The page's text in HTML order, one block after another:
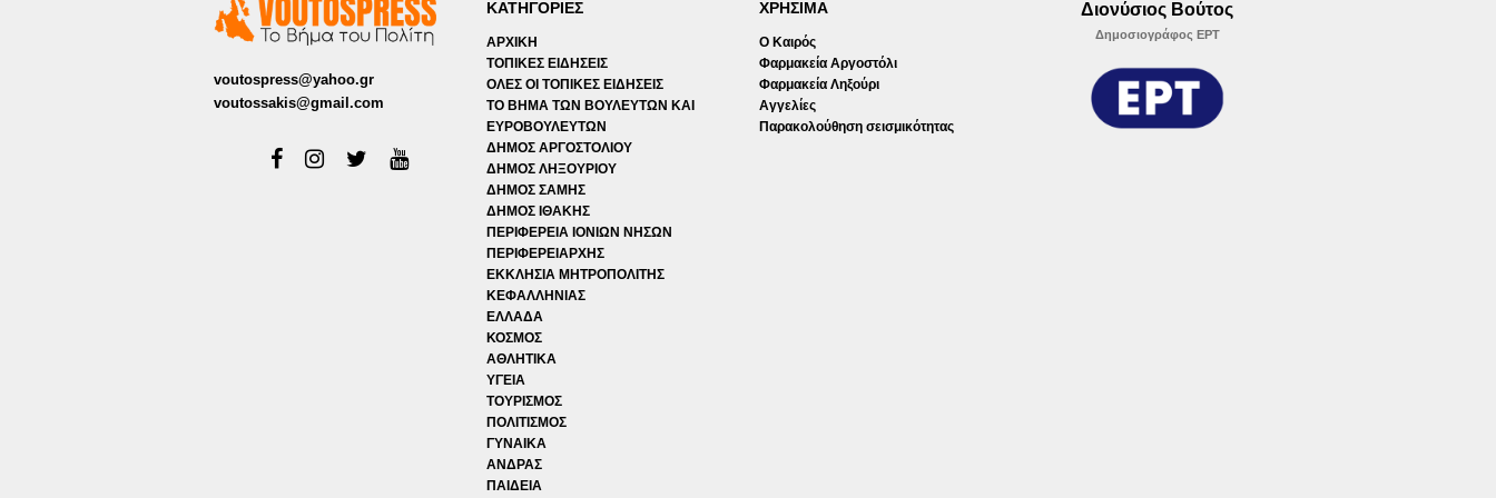
voutospress@yahoo.gr
voutossakis@gmail.com
ΚΑΤΗΓΟΡΙΕΣ
ΑΡΧΙΚΗ
ΤΟΠΙΚΕΣ ΕΙΔΗΣΕΙΣ
ΟΛΕΣ ΟΙ ΤΟΠΙΚΕΣ ΕΙΔΗΣΕΙΣ
ΤΟ ΒΗΜΑ ΤΩΝ ΒΟΥΛΕΥΤΩΝ ΚΑΙ
ΕΥΡΟΒΟΥΛΕΥΤΩΝ
ΔΗΜΟΣ ΑΡΓΟΣΤΟΛΙΟΥ
ΔΗΜΟΣ ΛΗΞΟΥΡΙΟΥ
ΔΗΜΟΣ ΣΑΜΗΣ
ΔΗΜΟΣ ΙΘΑΚΗΣ
ΠΕΡΙΦΕΡΕΙΑ ΙΟΝΙΩΝ ΝΗΣΩΝ
ΠΕΡΙΦΕΡΕΙΑΡΧΗΣ
ΕΚΚΛΗΣΙΑ ΜΗΤΡΟΠΟΛΙΤΗΣ
ΚΕΦΑΛΛΗΝΙΑΣ
ΕΛΛΑΔΑ
ΚΟΣΜΟΣ
ΑΘΛΗΤΙΚΑ
ΥΓΕΙΑ
ΤΟΥΡΙΣΜΟΣ
ΠΟΛΙΤΙΣΜΟΣ
ΓΥΝΑΙΚΑ
ΑΝΔΡΑΣ
ΠΑΙΔΕΙΑ
ΧΡΗΣΙΜΑ
Ο Καιρός
Φαρμακεία Αργοστόλι
Φαρμακεία Ληξούρι
Αγγελίες
Παρακολούθηση σεισμικότητας
Διονύσιος Βούτος
Δημοσιογράφος ΕΡΤ